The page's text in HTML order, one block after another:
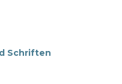
Schriften